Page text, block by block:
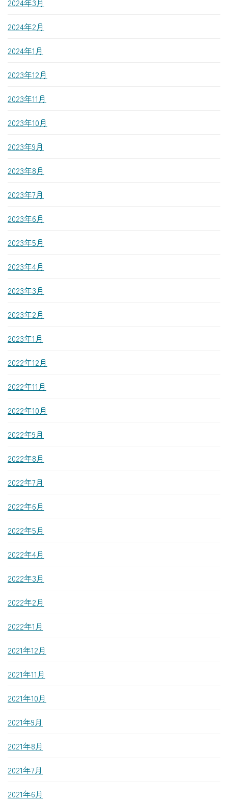
2024年3月
2024年2月
2024年1月
2023年12月
2023年11月
2023年10月
2023年9月
2023年8月
2023年7月
2023年6月
2023年5月
2023年4月
2023年3月
2023年2月
2023年1月
2022年12月
2022年11月
2022年10月
2022年9月
2022年8月
2022年7月
2022年6月
2022年5月
2022年4月
2022年3月
2022年2月
2022年1月
2021年12月
2021年11月
2021年10月
2021年9月
2021年8月
2021年7月
2021年6月